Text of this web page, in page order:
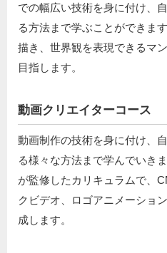
での幅広い技術を身に付け、
る方法まで学ぶことができま
描き、世界観を表現できるマ
目指します。
動画クリエイターコース
動画制作の技術を身に付け、
る様々な方法まで学んでいき
が監修したカリキュラムで、
クビデオ、ロゴアニメーショ
成します。